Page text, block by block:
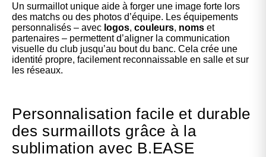
Un surmaillot unique aide à forger une image forte lors
des matchs ou des photos d’équipe. Les équipements
personnalisés – avec logos, couleurs, noms et
partenaires – permettent d’aligner la communication
visuelle du club jusqu’au bout du banc. Cela crée une
identité propre, facilement reconnaissable en salle et sur
les réseaux.
Personnalisation facile et durable
des surmaillots grâce à la
sublimation avec B.EASE